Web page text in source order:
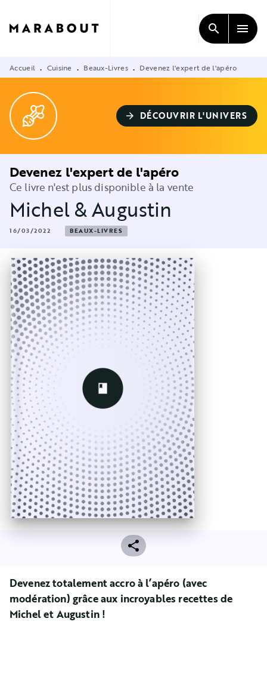
CONTENU
search menu
Accueil • Cuisine • Beaux-Livres • Devenez l'expert de l'apéro
arrow_forward DÉCOUVRIR L'UNIVERS
Devenez l'expert de l'apéro
Ce livre n'est plus disponible à la vente
Michel & Augustin
16/03/2022 BEAUX-LIVRES
Devenez totalement accro à l’apéro (avec
modération) grâce aux incroyables recettes de
Michel et Augustin !